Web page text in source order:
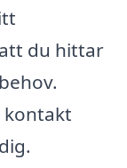
du hittar
kontakt